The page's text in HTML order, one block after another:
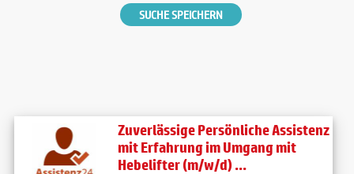
SUCHE SPEICHERN
Zuverlässige Persönliche Assistenz
mit Erfahrung im Umgang mit
Hebelifter (m/w/d) ...